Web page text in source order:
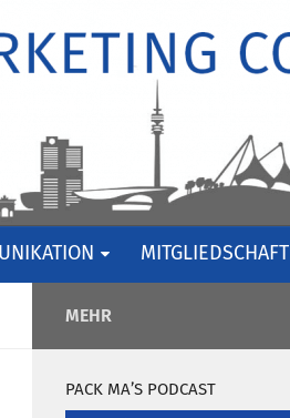
MITGLIEDSCHAFT
MEHR
PACK MA’S PODCAST